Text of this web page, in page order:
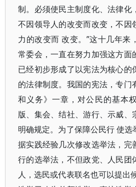
制。必须使民主制度化、法律化
不因领导人的改变而改变，不因
力的改变而 改变。”这十几年来
常委会，一直在努力加强这方面
已经初步形成了以宪法为核心的
的法律制度。我国的宪法，专门
和义务》一章，对公民的基本
版、集会、结社、游行、示威、
明确规定。为了保障公民行 使
据实践经验几次修改选举法，完
行的选举法，不但政党、人民团
人，选民或代表联名也可以提出